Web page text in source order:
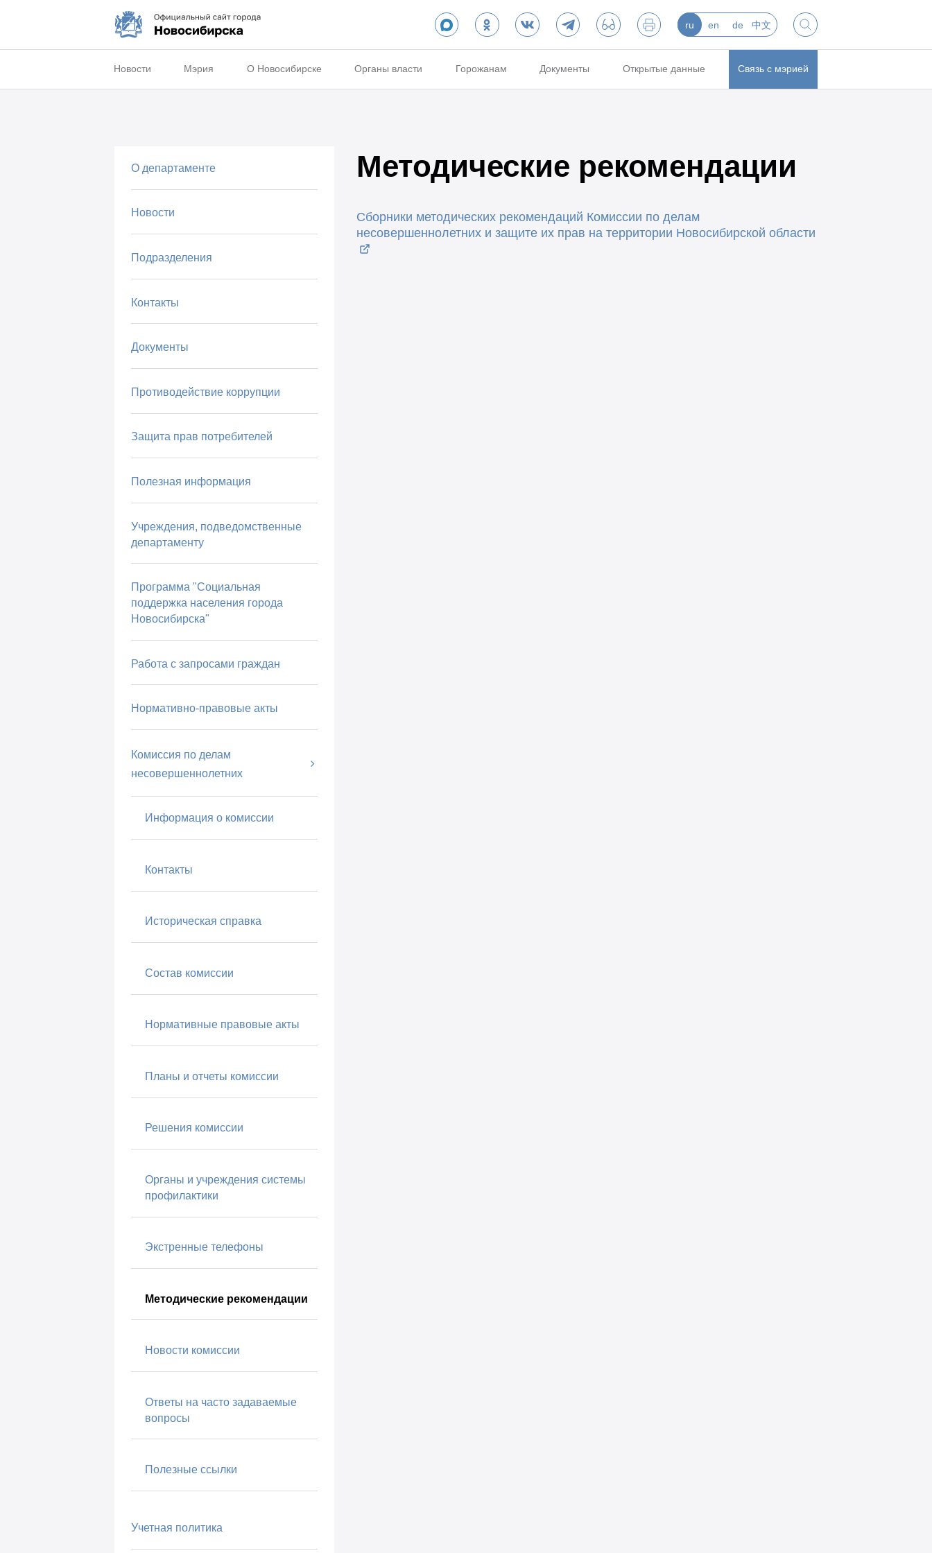
ru en de 中文
Новости Мэрия О Новосибирске Органы власти Горожанам Документы Открытые данные Связь с мэрией
О департаменте
Новости
Подразделения
Контакты
Документы
Противодействие коррупции
Защита прав потребителей
Полезная информация
Учреждения, подведомственные
департаменту
Программа "Социальная
поддержка населения города
Новосибирска"
Работа с запросами граждан
Нормативно-правовые акты
Комиссия по делам
несовершеннолетних
Информация о комиссии
Контакты
Историческая справка
Состав комиссии
Нормативные правовые акты
Планы и отчеты комиссии
Решения комиссии
Органы и учреждения системы
профилактики
Экстренные телефоны
Методические рекомендации
Новости комиссии
Ответы на часто задаваемые
вопросы
Полезные ссылки
Учетная политика
Методические рекомендации
Сборники методических рекомендаций Комиссии по делам
несовершеннолетних и защите их прав на территории Новосибирской области